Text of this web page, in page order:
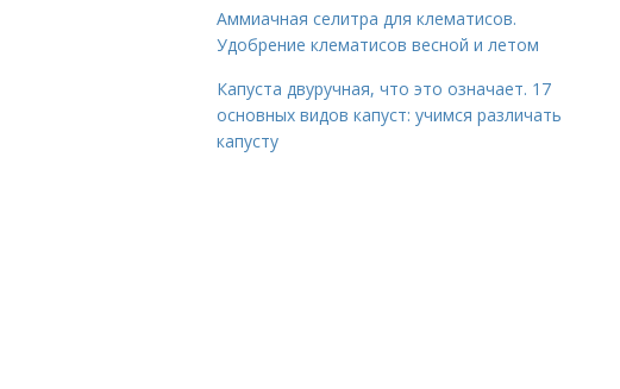
Аммиачная селитра для клематисов.
Удобрение клематисов весной и летом
Капуста двуручная, что это означает. 17
основных видов капуст: учимся различать
капусту